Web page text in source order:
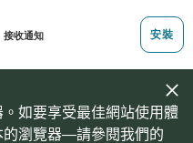
如要享受最佳網站使用體
的瀏覽器—請參閱我們的